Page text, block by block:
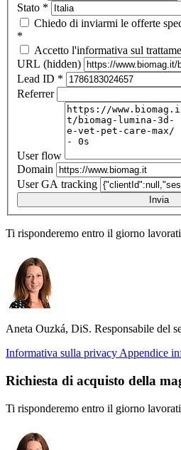
Stato *
Chiedo di inviarmi le offerte
*
Accetto l'informativa sul
URL (hidden)
Lead ID *
Referrer
User flow
Domain
User GA tracking
Invia
Ti risponderemo entro il giorno
Aneta Ouzká, DiS. Responsabile del
Informativa sulla privacy Appendice
Richiesta di acquisto della
Ti risponderemo entro il giorno